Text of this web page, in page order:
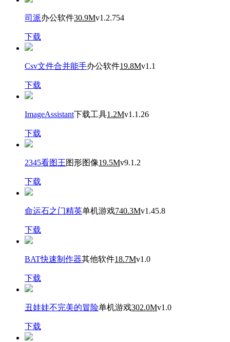
司派办公软件30.9Mv1.2.754
下载
Csv文件合并能手办公软件19.8Mv1.1
下载
ImageAssistant下载工具1.2Mv1.1.26
下载
2345看图王图形图像19.5Mv9.1.2
下载
命运石之门精英单机游戏740.3Mv1.45.8
下载
BAT快速制作器其他软件18.7Mv1.0
下载
丑娃娃不完美的冒险单机游戏302.0Mv1.0
下载